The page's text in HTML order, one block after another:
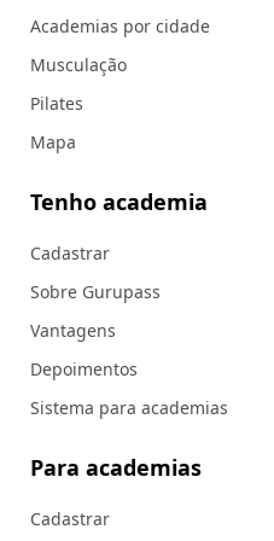
Academias por cidade
Musculação
Pilates
Mapa
Tenho academia
Cadastrar
Sobre Gurupass
Vantagens
Depoimentos
Sistema para academias
Para academias
Cadastrar